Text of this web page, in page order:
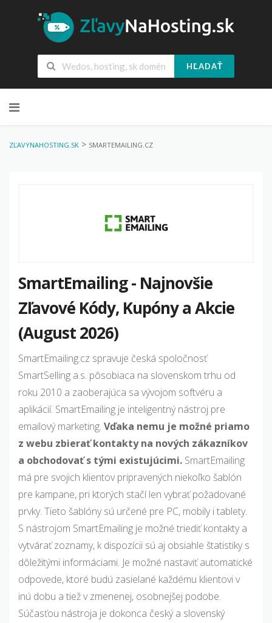
HĽADAŤ
to
ZĽAVYNAHOSTING.SK > SMARTEMAILING.CZ
SmartEmailing - Najnovšie
Zľavové Kódy, Kupóny a Akcie
(August 2026)
SmartEmailing.cz spravuje česká spoločnosť
SmartSelling a.s. pôsobiaca na slovenskom trhu od
roku 2010 a zaoberajúca sa vývojom softvéru a
aplikácií. SmartEmailing je inteligentný nástroj pre
emailový marketing. Vďaka nemu je možné priamo
z webu zbierať kontakty na nových zákazníkov
a obchodovať s tými existujúcimi. SmartEmailing
má pre svojich klientov pripravených niekoľko šablón
pre kampane, pri ktorých stačí len vybrať požadované
prvky. Tieto šablóny sú určené pre PC, mobily i tablety.
S nástrojom SmartEmailing je možné triediť kontakty a
vytvárať zoznamy, k dispozícii sú aj obsiahle štatistiky s
dôležitými informáciami. Je možné nastaviť automatické
odpovede, ktoré budú zasielané každému klientovi v
inú dobu a tiež v zmenenej, osobnejšej podobe.
Súčasťou nástroja je dokonca český a slovenský